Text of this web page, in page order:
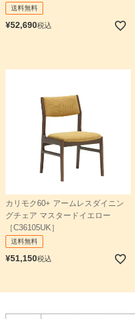
送料無料
¥52,690税込
カリモク60+ アームレスダイニン
グチェア マスタードイエロー
［C36105UK］
送料無料
¥51,150税込